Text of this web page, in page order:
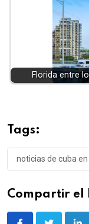
Florida entre
Tags:
noticias de cuba
Compartir el